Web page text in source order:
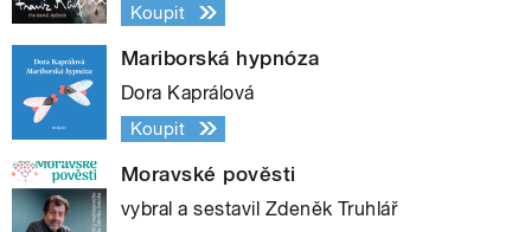
Koupit
Mariborská hypnóza
Dora Kaprálová
Koupit
Moravské pověsti
vybral a sestavil Zdeněk Truhlář